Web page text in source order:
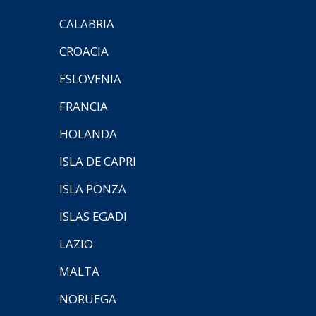
CALABRIA
CROACIA
ESLOVENIA
FRANCIA
HOLANDA
ISLA DE CAPRI
ISLA PONZA
ISLAS EGADI
LAZIO
MALTA
NORUEGA